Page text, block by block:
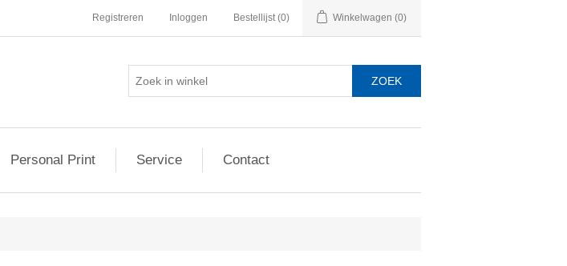
Registreren Inloggen Bestellijst (0) Winkelwagen (0)
Personal Print Service Contact